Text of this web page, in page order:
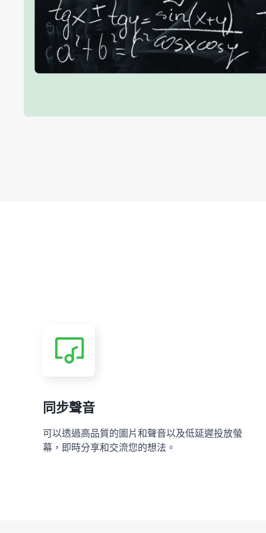
同步聲音
可以透過高品質的圖片和聲音以及低延遲投放螢
幕，即時分享和交流您的想法。